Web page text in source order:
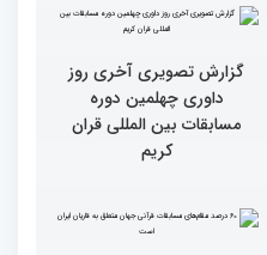
مسابقات قرآن، ترویج گر
فرهنگ زندگی قرآنی است